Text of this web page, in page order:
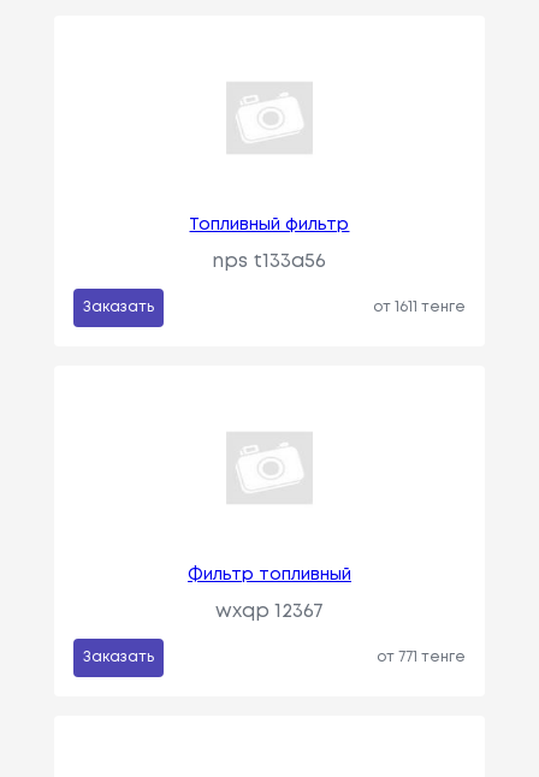
Топливный фильтр
nps t133a56
Заказать от 1611 тенге
Фильтр топливный
wxqp 12367
Заказать от 771 тенге